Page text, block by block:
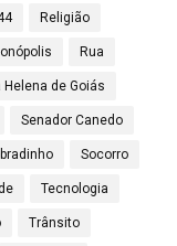
Religião
Rua
Helena de Goiás
Senador Canedo
Socorro
Tecnologia
Trânsito